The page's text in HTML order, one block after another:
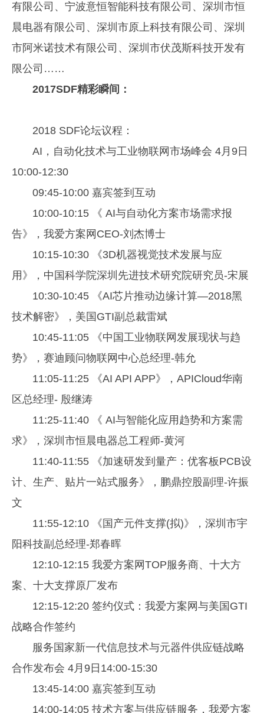
有限公司、宁波意恒智能科技有限公司、深圳市恒
晨电器有限公司、深圳市原上科技有限公司、深圳
市阿米诺技术有限公司、深圳市伏茂斯科技开发有
限公司……
2017SDF精彩瞬间：
2018 SDF论坛议程：
AI，自动化技术与工业物联网市场峰会 4月9日
10:00-12:30
09:45-10:00 嘉宾签到互动
10:00-10:15 《 AI与自动化方案市场需求报
告》，我爱方案网CEO-刘杰博士
10:15-10:30 《3D机器视觉技术发展与应
用》，中国科学院深圳先进技术研究院研究员-宋展
10:30-10:45 《AI芯片推动边缘计算—2018黑
技术解密》，美国GTI副总裁雷斌
10:45-11:05 《中国工业物联网发展现状与趋
势》，赛迪顾问物联网中心总经理-韩允
11:05-11:25 《AI API APP》，APICloud华南
区总经理- 殷继涛
11:25-11:40 《 AI与智能化应用趋势和方案需
求》，深圳市恒晨电器总工程师-黄河
11:40-11:55 《加速研发到量产：优客板PCB设
计、生产、贴片一站式服务》，鹏鼎控股副理-许振
文
11:55-12:10 《国产元件支撑(拟)》，深圳市宇
阳科技副总经理-郑春晖
12:10-12:15 我爱方案网TOP服务商、十大方
案、十大支撑原厂发布
12:15-12:20 签约仪式：我爱方案网与美国GTI
战略合作签约
服务国家新一代信息技术与元器件供应链战略
合作发布会 4月9日14:00-15:30
13:45-14:00 嘉宾签到互动
14:00-14:05 技术方案与供应链服务，我爱方案